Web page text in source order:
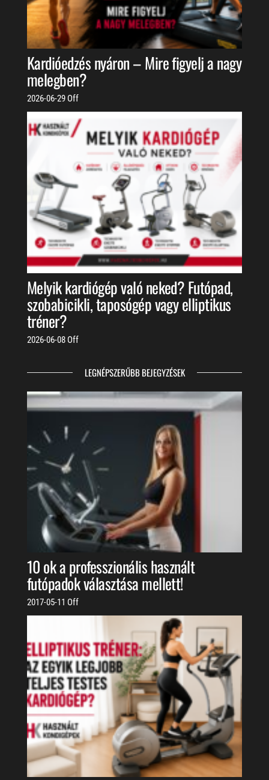
Kardióedzés nyáron – Mire figyelj a nagy
melegben?
2026-06-29 Off
Melyik kardiógép való neked? Futópad,
szobabicikli, taposógép vagy elliptikus
tréner?
2026-06-08 Off
LEGNÉPSZERŰBB BEJEGYZÉSEK
10 ok a professzionális használt
futópadok választása mellett!
2017-05-11 Off